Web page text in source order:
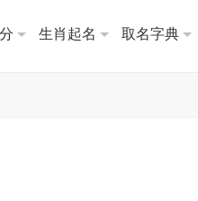
生肖起名 取名字典